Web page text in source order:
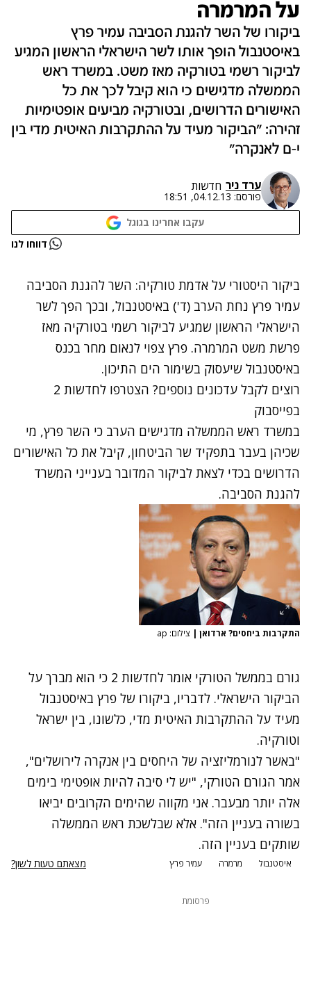
על המרמרה
ביקורו של השר להגנת הסביבה עמיר פרץ
באיסטנבול הופך אותו לשר הישראלי הראשון המגיע
לביקור רשמי בטורקיה מאז משט. במשרד ראש
הממשלה מדגישים כי הוא קיבל לכך את כל
האישורים הדרושים, ובטורקיה מביעים אופטימיות
זהירה: "הביקור מעיד על ההתקרבות האיטית מדי בין
י-ם לאנקרה"
ערד ניר חדשות
פורסם: 04.12.13, 18:51
עקבו אחרינו בגוגל
נתקלנו בבעיה דווחו לנו
ביקור היסטורי על אדמת טורקיה: השר להגנת הסביבה
עמיר פרץ נחת הערב (ד') באיסטנבול, ובכך הפך לשר
הישראלי הראשון שמגיע לביקור רשמי בטורקיה מאז
פרשת משט המרמרה. פרץ צפוי לנאום מחר בכנס
באיסטנבול שיעסוק בשימור הים התיכון.
רוצים לקבל עדכונים נוספים? הצטרפו לחדשות 2
בפייסבוק
במשרד ראש הממשלה מדגישים הערב כי השר פרץ, מי
שכיהן בעבר בתפקיד שר הביטחון, קיבל את כל האישורים
הדרושים בכדי לצאת לביקור המדובר בענייני המשרד
להגנת הסביבה.
התקרבות ביחסים? ארדואן | צילום: ap
גורם בממשל הטורקי אומר לחדשות 2 כי הוא מברך על
הביקור הישראלי. לדבריו, ביקורו של פרץ באיסטנבול
מעיד על ההתקרבות האיטית מדי, כלשונו, בין ישראל
וטורקיה.
"באשר לנורמליזציה של היחסים בין אנקרה לירושלים",
אמר הגורם הטורקי, "יש לי סיבה להיות אופטימי בימים
אלה יותר מבעבר. אני מקווה שהימים הקרובים יביאו
בשורה בעניין הזה". אלא שבלשכת ראש הממשלה
שותקים בעניין הזה.
איסטנבול מרמרה עמיר פרץ מצאתם טעות לשון?
פרסומת